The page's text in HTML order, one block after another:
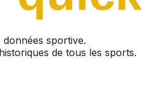
données sportive.
de tous les sports.